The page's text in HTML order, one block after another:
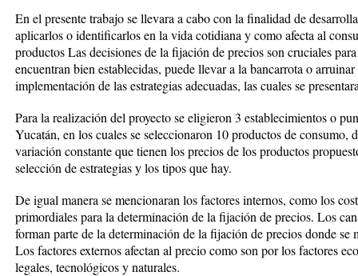
En el presente trabajo se llevara a cabo con la finalidad de
aplicarlos o identificarlos en la vida cotidiana y como afecta al
productos Las decisiones de la fijación de precios son cruciales
encuentran bien establecidas, puede llevar a la bancarrota o
implementación de las estrategias adecuadas, las cuales se
Para la realización del proyecto se eligieron 3 establecimientos o
Yucatán, en los cuales se seleccionaron 10 productos de consumo,
variación constante que tienen los precios de los productos
selección de estrategias y los tipos que hay.
De igual manera se mencionaran los factores internos, como los
primordiales para la determinación de la fijación de precios. Los
forman parte de la determinación de la fijación de precios donde se
Los factores externos afectan al precio como son por los factores
legales, tecnológicos y naturales.